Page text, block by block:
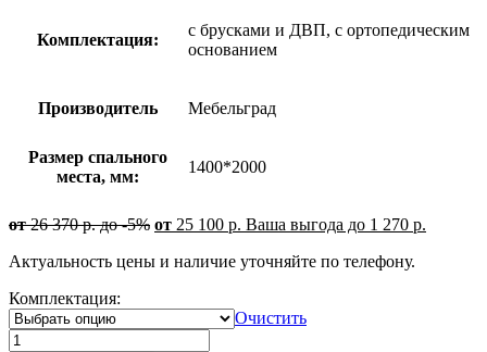
Комплектация:
с брусками и ДВП, с ортопедическим
основанием
Производитель Мебельград
Размер спального
места, мм:
1400*2000
от 26 370р. до -5% от 25 100 р. Ваша выгода до 1 270 р.
Актуальность цены и наличие уточняйте по телефону.
Комплектация:
Очистить